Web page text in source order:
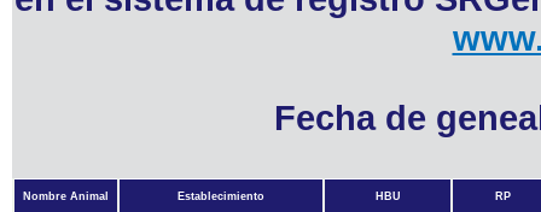
Fecha de
Nombre Animal Establecimiento HBU RP